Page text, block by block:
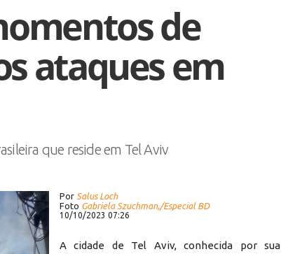
de
ataques em
que reside em Tel Aviv
Por Salus Loch
Foto Gabriela Szuchman,/Especial BD
10/10/2023 07:26
A cidade de Tel Aviv, conhecida por sua